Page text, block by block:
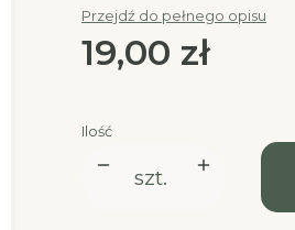
Przejdź do pełnego opisu
Cena
19,00 zł
Ilość
szt.